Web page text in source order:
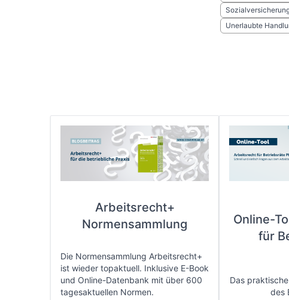
Unerlaubte
Arbeitsrecht+
Normensammlung
Die Normensammlung Arbeitsrecht+
ist wieder topaktuell. Inklusive E-Book
und Online-Datenbank mit über 600
tagesaktuellen Normen.
Online-
für
Das
des